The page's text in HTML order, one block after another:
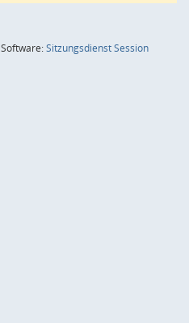
Software:SitzungsdienstSession(Wird in